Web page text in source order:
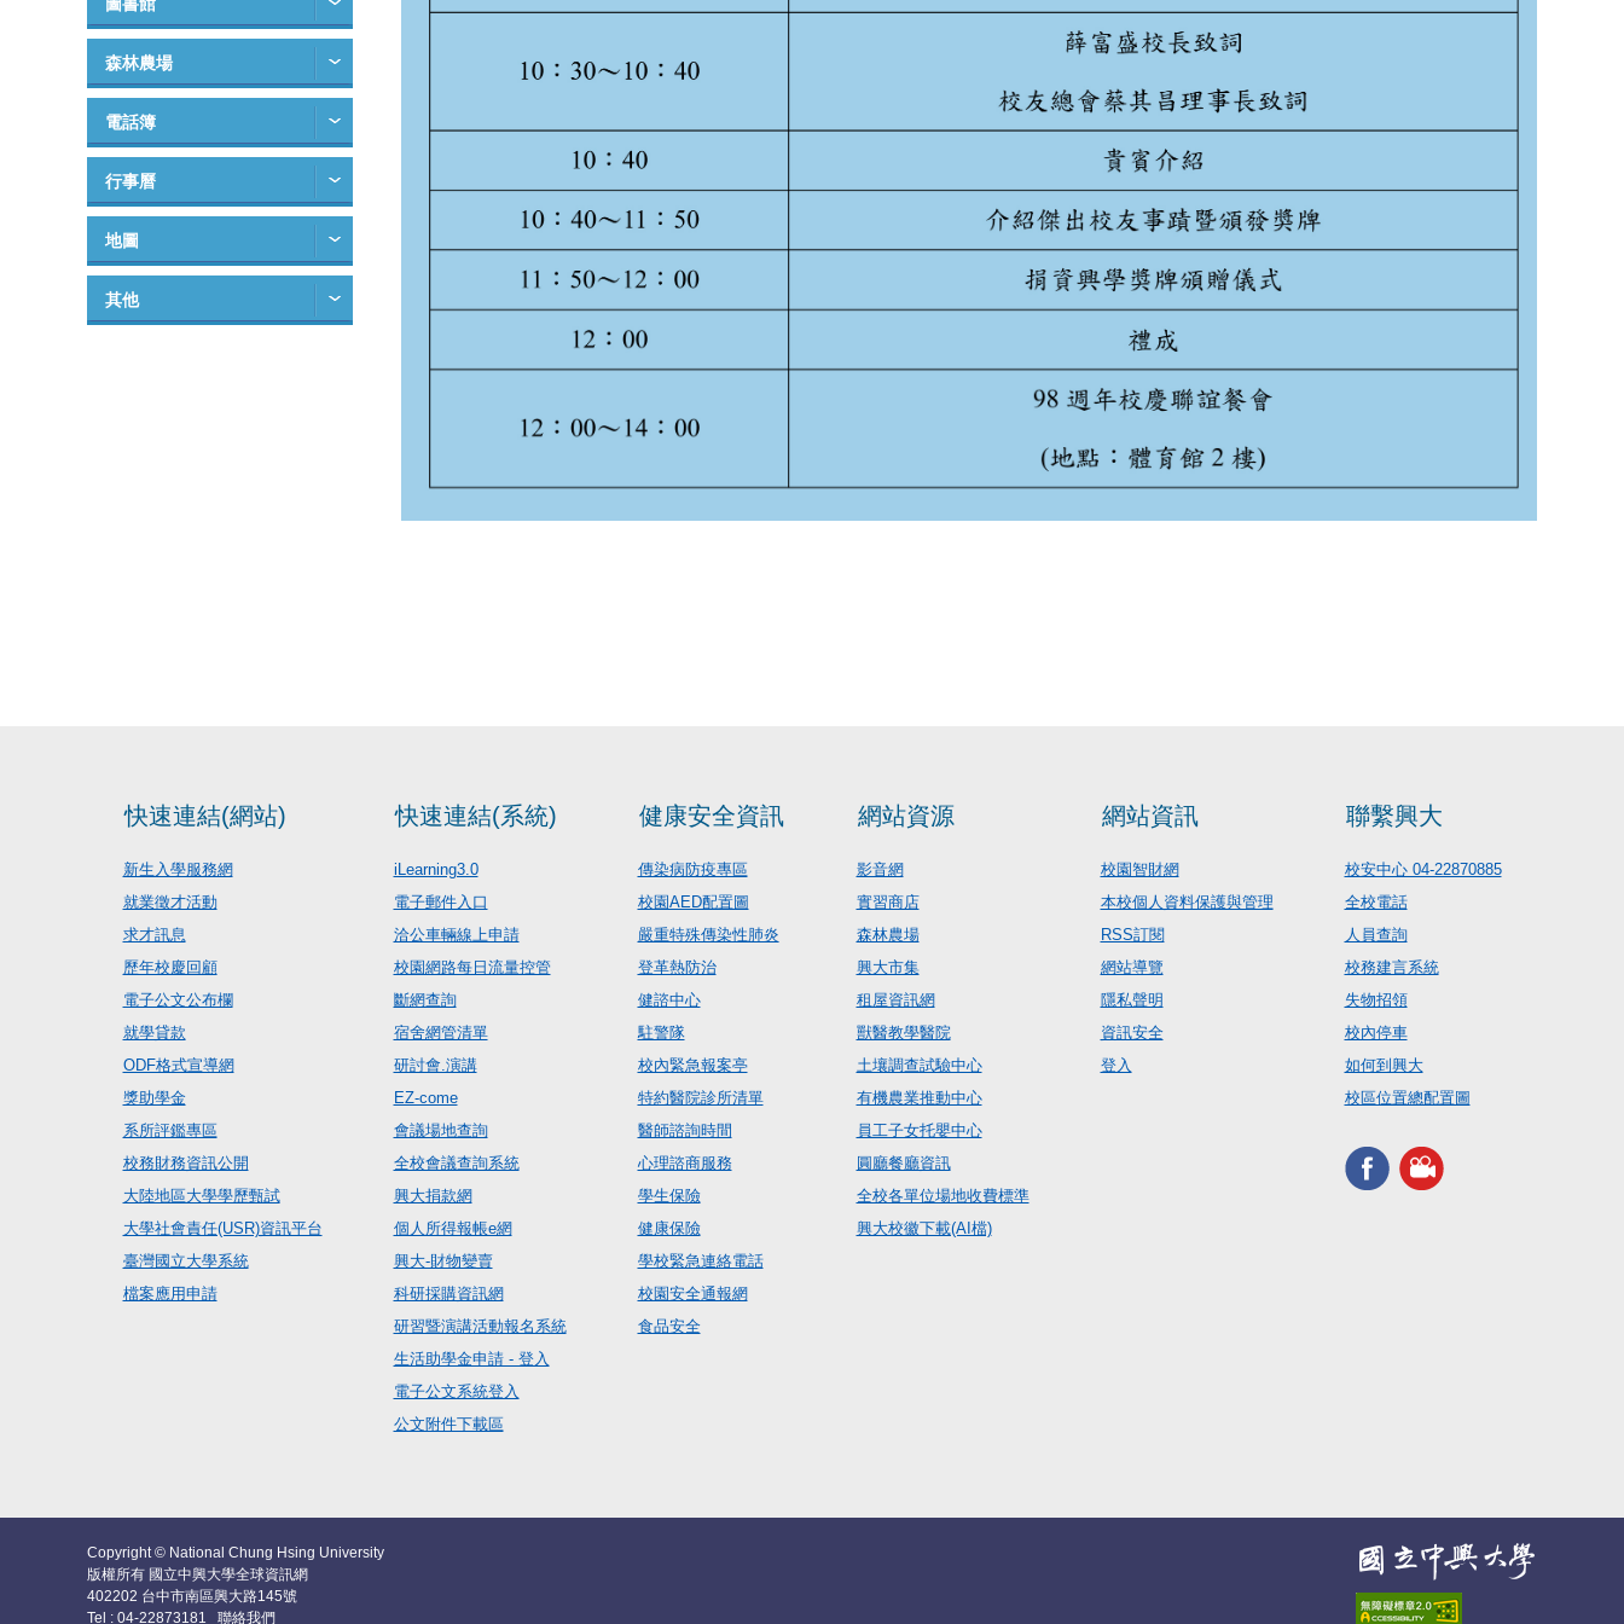
森林農場
電話簿
行事曆
地圖
其他
快速連結(網站)
新生入學服務網
就業徵才活動
求才訊息
歷年校慶回顧
電子公文公布欄
就學貸款
ODF格式宣導網
獎助學金
系所評鑑專區
校務財務資訊公開
大陸地區大學學歷甄試
大學社會責任(USR)資訊平台
臺灣國立大學系統
檔案應用申請
快速連結(系統)
iLearning3.0
電子郵件入口
洽公車輛線上申請
校園網路每日流量控管
斷網查詢
宿舍網管清單
研討會.演講
EZ-come
會議場地查詢
全校會議查詢系統
興大捐款網
個人所得報帳e網
興大-財物變賣
科研採購資訊網
研習暨演講活動報名系統
生活助學金申請 - 登入
電子公文系統登入
公文附件下載區
健康安全資訊
傳染病防疫專區
校園AED配置圖
嚴重特殊傳染性肺炎
登革熱防治
健諮中心
駐警隊
校內緊急報案亭
特約醫院診所清單
醫師諮詢時間
心理諮商服務
學生保險
健康保險
學校緊急連絡電話
校園安全通報網
食品安全
網站資源
影音網
實習商店
森林農場
興大市集
租屋資訊網
獸醫教學醫院
土壤調查試驗中心
有機農業推動中心
員工子女托嬰中心
圓廳餐廳資訊
全校各單位場地收費標準
興大校徽下載(AI檔)
網站資訊
校園智財網
本校個人資料保護與管理
RSS訂閱
網站導覽
隱私聲明
資訊安全
登入
聯繫興大
校安中心 04-22870885
全校電話
人員查詢
校務建言系統
失物招領
校內停車
如何到興大
校區位置總配置圖
Copyright © National Chung Hsing University
版權所有 國立中興大學全球資訊網
402202 台中市南區興大路145號
Tel : 04-22873181 聯絡我們